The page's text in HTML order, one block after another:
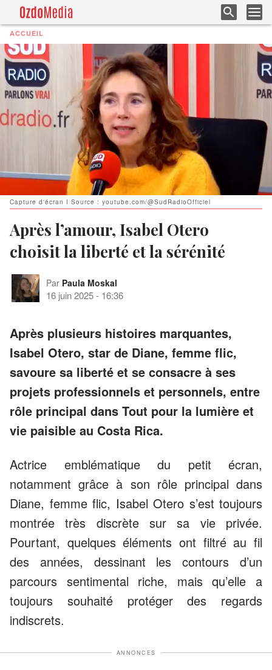
ACCUEIL
Capture d'écran I Source : youtube.com/@SudRadioOfficiel
Après l’amour, Isabel Otero
choisit la liberté et la sérénité
Par Paula Moskal
16 juin 2025- 16:36
Après plusieurs histoires marquantes,
Isabel Otero, star de Diane, femme flic,
savoure sa liberté et se consacre à ses
projets professionnels et personnels, entre
rôle principal dans Tout pour la lumière et
vie paisible au Costa Rica.
Actrice emblématique du petit écran,
notamment grâce à son rôle principal dans
Diane, femme flic, Isabel Otero s’est toujours
montrée très discrète sur sa vie privée.
Pourtant, quelques éléments ont filtré au fil
des années, dessinant les contours d’un
parcours sentimental riche, mais qu’elle a
toujours souhaité protéger des regards
indiscrets.
ANNONCES